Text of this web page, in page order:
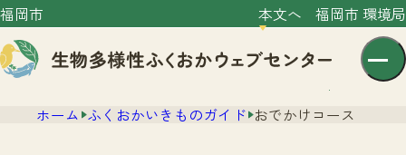
福岡市 本文へ 福岡市 環境局
ホーム ふくおかいきものガイド おでかけコース